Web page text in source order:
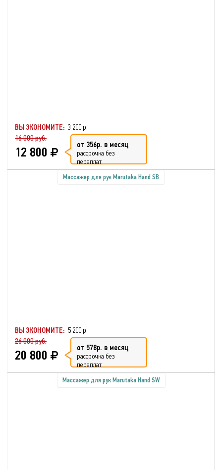
ВЫ ЭКОНОМИТЕ: 3 200 р.
16 000 руб.
12 800 от 356р. в месяц
рассрочка без
переплат
Массажер для рук Marutaka Hand SB
ВЫ ЭКОНОМИТЕ: 5 200 р.
26 000 руб.
20 800 от 578р. в месяц
рассрочка без
переплат
Массажер для рук Marutaka Hand SW